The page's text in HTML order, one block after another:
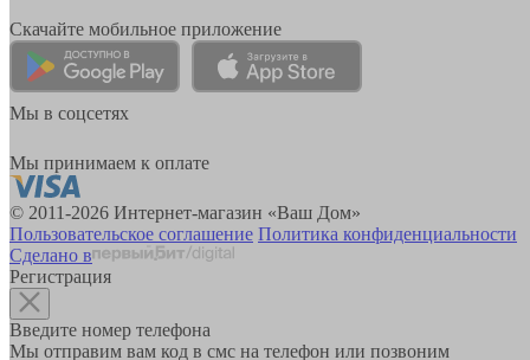
Скачайте мобильное приложение
Мы в соцсетях
Мы принимаем к оплате
© 2011-2026 Интернет-магазин «Ваш Дом»
Пользовательское соглашение Политика конфиденциальности
Сделано в
Регистрация
Введите номер телефона
Мы отправим вам код в смс на телефон или позвоним